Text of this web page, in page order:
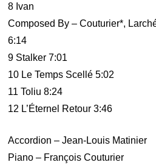
8 Ivan
Composed By – Couturier*,
6:14
9 Stalker 7:01
10 Le Temps Scellé 5:02
11 Toliu 8:24
12 L’Éternel Retour 3:46
Accordion – Jean-Louis Matinier
Piano – François Couturier